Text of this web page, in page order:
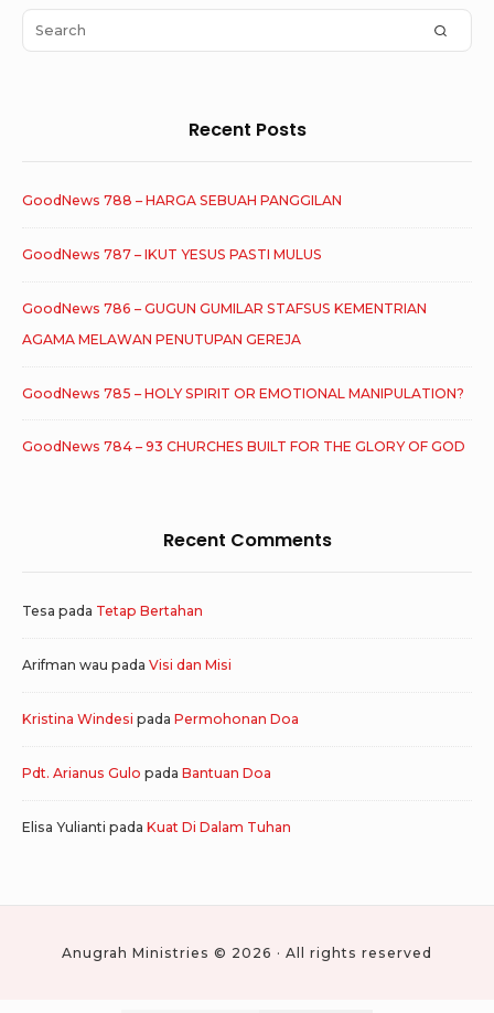
Area
Search
for:
Recent Posts
GoodNews 788 – HARGA SEBUAH PANGGILAN
GoodNews 787 – IKUT YESUS PASTI MULUS
GoodNews 786 – GUGUN GUMILAR STAFSUS KEMENTRIAN
AGAMA MELAWAN PENUTUPAN GEREJA
GoodNews 785 – HOLY SPIRIT OR EMOTIONAL MANIPULATION?
GoodNews 784 – 93 CHURCHES BUILT FOR THE GLORY OF GOD
Recent Comments
Tesa pada Tetap Bertahan
Arifman wau pada Visi dan Misi
Kristina Windesi pada Permohonan Doa
Pdt. Arianus Gulo pada Bantuan Doa
Elisa Yulianti pada Kuat Di Dalam Tuhan
Anugrah Ministries © 2026 · All rights reserved